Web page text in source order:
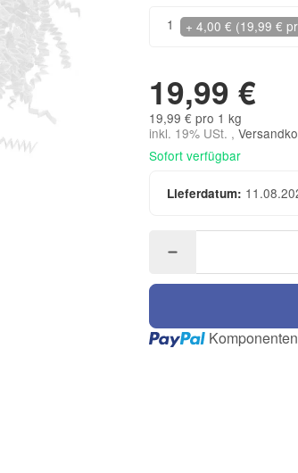
1 + 4,00 € (19,99 €
19,99 €
19,99 € pro 1 kg
inkl. 19% USt. ,
Sofort verfügbar
Lieferdatum:
Loading...